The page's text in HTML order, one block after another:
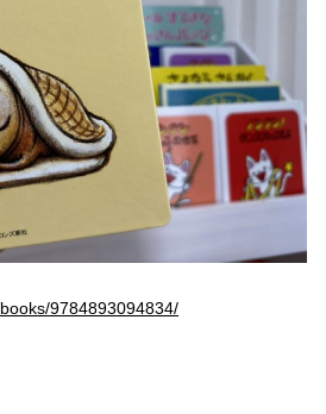
9784893094834/